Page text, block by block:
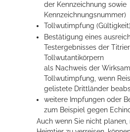
Service
Konzerte, Tagungen und vieles mehr
Die Stadthalle Hockenheim bietet den
der Kennzeichnung sowie
Kennzeichnungsnummer)
Tollwutimpfung
Bestätigung eines
Testergebnisses der
Tollwutantikörpern
als Nachweis der
Tollwutimpfung, wenn
gelistete Drittländer
weitere Impfungen oder
zum Beispiel gegen
Auch wenn Sie nicht planen,